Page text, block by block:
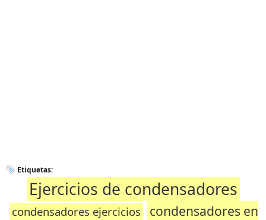
Etiquetas:
Ejercicios de condensadores
condensadores ejercicios
condensadores en